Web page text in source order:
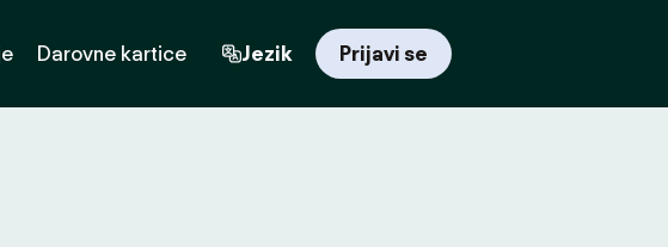
Darovne kartice Jezik Prijavi se